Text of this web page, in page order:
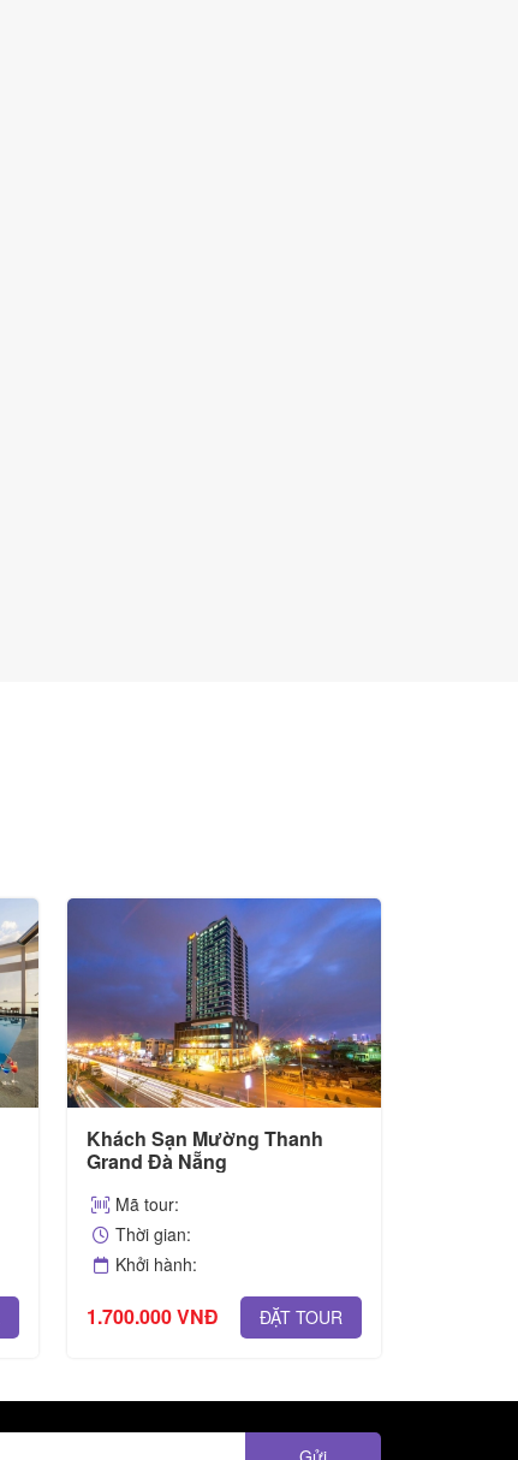
Khách Sạn Mường Thanh
Grand Đà Nẵng
Mã tour:
Thời gian:
Khởi hành:
1.700.000 VNĐ ĐẶT TOUR